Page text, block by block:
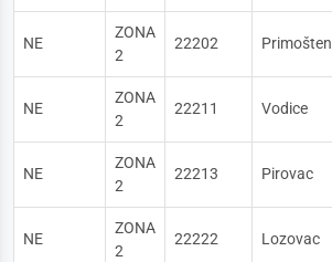
NE
ZONA
2
22202 Primošten
NE
ZONA
2
22211 Vodice
NE
ZONA
2
22213 Pirovac
NE
ZONA
2
22222 Lozovac